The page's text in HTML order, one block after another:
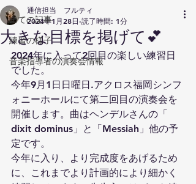
全ての記事
練習の様子
音楽指導者の演奏会情報
大きな目標を掲げて💕
通信担当 フルティ
2024年1月28日 読了時間: 1分
2024年に入って2回目の楽しい練習日
でした。
今年9月1日日曜日.アクロス福岡シンフ
ォニーホールにて第二回目の演奏会を
開催します。曲はヘンデルさんの「
dixit dominus」と「Messiah」他の予
定です。
今年に入り、より完成度をあげるため
に、これまでより計画的により細かく